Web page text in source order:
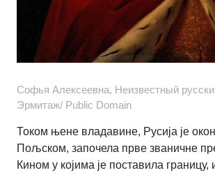
Софья Алексеевна, Неизвестный
Эрмитаж/ Public Domain
Током њене владавине, Русија је
Пољском, започела прве званичне
Кином у којима је поставила